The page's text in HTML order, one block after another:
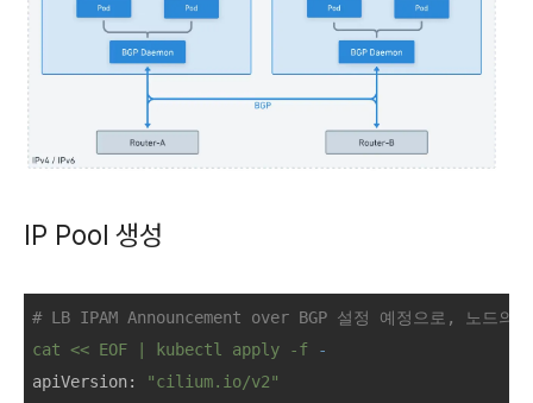
IP Pool 생성
# LB IPAM Announcement over BGP 설정 예정으로, 노드의
cat << EOF kubectl apply -f
-
apiVersion:
"cilium.io/v2"